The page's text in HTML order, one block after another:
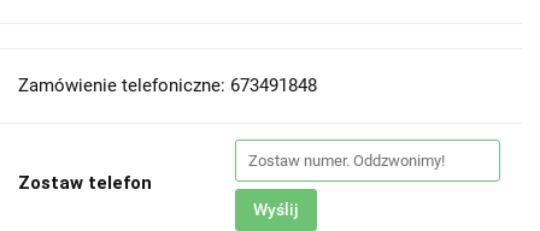
Zamówienie telefoniczne: 673491848
Zostaw telefon
Wyślij